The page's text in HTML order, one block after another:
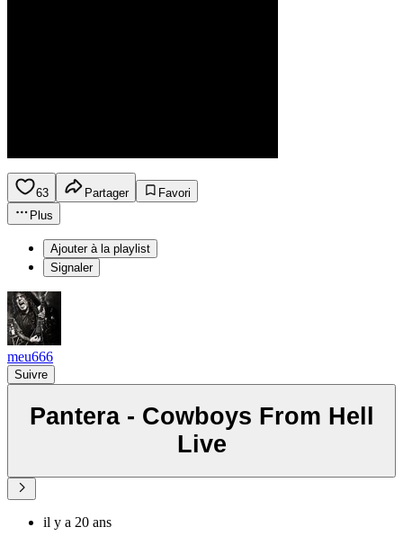
63 Partager
Favori
Plus
Ajouter à la playlist
Signaler
meu666
Suivre
Pantera - Cowboys From Hell
Live
il y a 20 ans